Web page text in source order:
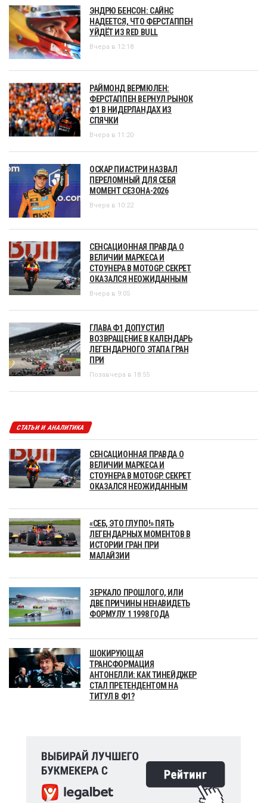
ЭНДРЮ БЕНСОН: САЙНС
НАДЕЕТСЯ, ЧТО ФЕРСТАППЕН
УЙДЁТ ИЗ RED BULL
Вчера в 12:18
РАЙМОНД ВЕРМЮЛЕН:
ФЕРСТАППЕН ВЕРНУЛ РЫНОК
Ф1 В НИДЕРЛАНДАХ ИЗ
СПЯЧКИ
Вчера в 11:20
ОСКАР ПИАСТРИ НАЗВАЛ
ПЕРЕЛОМНЫЙ ДЛЯ СЕБЯ
МОМЕНТ СЕЗОНА-2026
Вчера в 10:22
СЕНСАЦИОННАЯ ПРАВДА О
ВЕЛИЧИИ МАРКЕСА И
СТОУНЕРА В MOTOGP. СЕКРЕТ
ОКАЗАЛСЯ НЕОЖИДАННЫМ
Вчера в 9:05
ГЛАВА Ф1 ДОПУСТИЛ
ВОЗВРАЩЕНИЕ В КАЛЕНДАРЬ
ЛЕГЕНДАРНОГО ЭТАПА ГРАН
ПРИ
Позавчера в 18:55
СТАТЬИ И АНАЛИТИКА
СЕНСАЦИОННАЯ ПРАВДА О
ВЕЛИЧИИ МАРКЕСА И
СТОУНЕРА В MOTOGP. СЕКРЕТ
ОКАЗАЛСЯ НЕОЖИДАННЫМ
«СЕБ, ЭТО ГЛУПО!» ПЯТЬ
ЛЕГЕНДАРНЫХ МОМЕНТОВ В
ИСТОРИИ ГРАН ПРИ
МАЛАЙЗИИ
ЗЕРКАЛО ПРОШЛОГО, ИЛИ
ДВЕ ПРИЧИНЫ НЕНАВИДЕТЬ
ФОРМУЛУ 1 1998 ГОДА
ШОКИРУЮЩАЯ
ТРАНСФОРМАЦИЯ
АНТОНЕЛЛИ: КАК ТИНЕЙДЖЕР
СТАЛ ПРЕТЕНДЕНТОМ НА
ТИТУЛ В Ф1?